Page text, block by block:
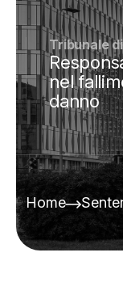
Tribunale
nel
danno
Home